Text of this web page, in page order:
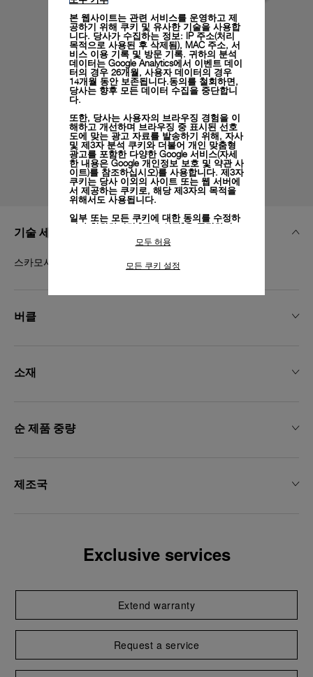
기술 세부 정보
스카모시아토 다크 브라운, 베이지, STD, 24/22, BDR
버클
소재
순 제품 중량
제조국
Exclusive services
Extend warranty
Request a service
본 웹사이트는 관련 서비스를 운영하고 제
공하기 위해 쿠키 및 유사한 기술을 사용합
니다. 당사가 수집하는 정보: IP 주소(처리
목적으로 사용된 후 삭제됨), MAC 주소, 서
비스 이용 기록 및 방문 기록. 귀하의 분석
데이터는 Google Analytics에서 이벤트 데이
터의 경우 26개월, 사용자 데이터의 경우
14개월 동안 보존됩니다.동의를 철회하면,
당사는 향후 모든 데이터 수집을 중단합니
다.
또한, 당사는 사용자의 브라우징 경험을 이
해하고 개선하며 브라우징 중 표시된 선호
도에 맞는 광고 자료를 발송하기 위해, 자사
및 제3자 분석 쿠키와 더불어 개인 맞춤형
광고를 포함한 다양한 Google 서비스(자세
한 내용은 Google 개인정보 보호 및 약관 사
이트)를 참조하십시오)를 사용합니다. 제3자
쿠키는 당사 이외의 사이트 또는 웹 서버에
서 제공하는 쿠키로, 해당 제3자의 목적을
위해서도 사용됩니다.
일부 또는 모든 쿠키에 대한 동의를 수정하
거나 철회하려면 "쿠키 설정"을 클릭하거
수집하는 정보" 섹션을 참조하여 자세히 알
모든 쿠키의 사용에 동의하시려면 "모두 허
모두 허용
모든 쿠키 설정